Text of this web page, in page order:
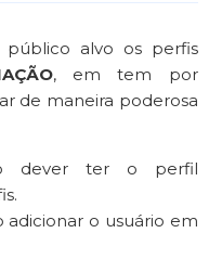
alvo os perfis
, em tem por
de maneira poderosa
dever ter o perfil
adicionar o usuário em